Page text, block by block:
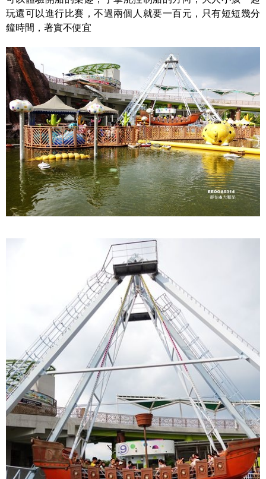
玩還可以進行比賽，不過兩個人就要一百元，只有短短幾分
鐘時間，著實不便宜